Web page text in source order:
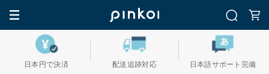
日本円で決済 配送追跡対応 日本語サポート完備